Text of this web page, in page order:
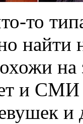
то
найти
и
и